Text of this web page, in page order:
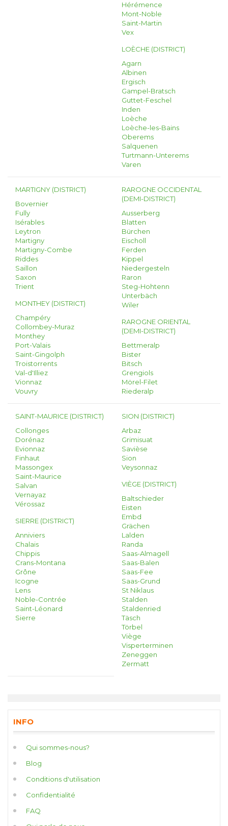
Hérémence
Mont-Noble
Saint-Martin
Vex
LOÈCHE (DISTRICT)
Agarn
Albinen
Ergisch
Gampel-Bratsch
Guttet-Feschel
Inden
Loèche
Loèche-les-Bains
Oberems
Salquenen
Turtmann-Unterems
Varen
MARTIGNY (DISTRICT)
Bovernier
Fully
Isérables
Leytron
Martigny
Martigny-Combe
Riddes
Saillon
Saxon
Trient
MONTHEY (DISTRICT)
Champéry
Collombey-Muraz
Monthey
Port-Valais
Saint-Gingolph
Troistorrents
Val-d'Illiez
Vionnaz
Vouvry
RAROGNE OCCIDENTAL
(DEMI-DISTRICT)
Ausserberg
Blatten
Bürchen
Eischoll
Ferden
Kippel
Niedergesteln
Raron
Steg-Hohtenn
Unterbäch
Wiler
RAROGNE ORIENTAL
(DEMI-DISTRICT)
Bettmeralp
Bister
Bitsch
Grengiols
Mörel-Filet
Riederalp
SAINT-MAURICE (DISTRICT)
Collonges
Dorénaz
Evionnaz
Finhaut
Massongex
Saint-Maurice
Salvan
Vernayaz
Vérossaz
SIERRE (DISTRICT)
Anniviers
Chalais
Chippis
Crans-Montana
Grône
Icogne
Lens
Noble-Contrée
Saint-Léonard
Sierre
SION (DISTRICT)
Arbaz
Grimisuat
Savièse
Sion
Veysonnaz
VIÈGE (DISTRICT)
Baltschieder
Eisten
Embd
Grächen
Lalden
Randa
Saas-Almagell
Saas-Balen
Saas-Fee
Saas-Grund
St Niklaus
Stalden
Staldenried
Täsch
Törbel
Viège
Visperterminen
Zeneggen
Zermatt
INFO
Qui sommes-nous?
Blog
Conditions d'utilisation
Confidentialité
FAQ